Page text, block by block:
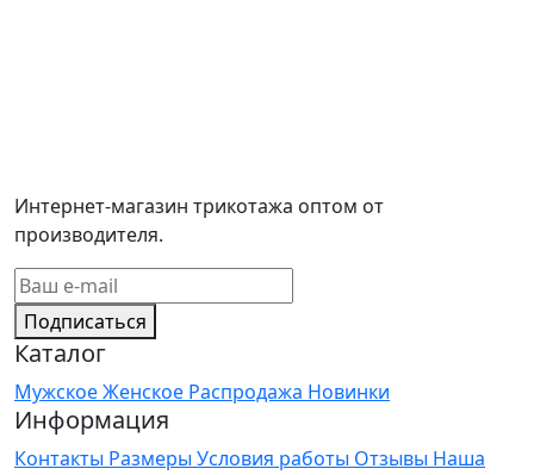
Интернет-магазин трикотажа оптом от
производителя.
Подписаться
Каталог
МужскоеЖенское Распродажа Новинки
Информация
Контакты Размеры Условия работы Отзывы Наша